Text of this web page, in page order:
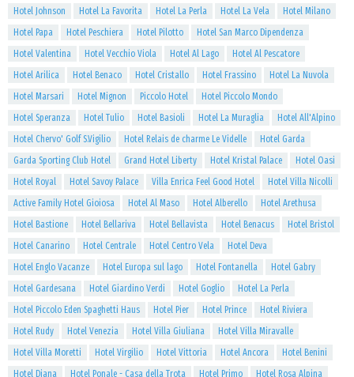
Hotel Johnson
Hotel La Favorita Hotel La Perla Hotel La Vela
Hotel Milano
Hotel Papa
Hotel Peschiera Hotel Pilotto
Hotel San Marco Dipendenza
Hotel Valentina
Hotel Vecchio Viola Hotel Al Lago
Hotel Al Pescatore
Hotel Arilica
Hotel Benaco Hotel Cristallo Hotel Frassino
Hotel La Nuvola
Hotel Marsari
Hotel Mignon Piccolo Hotel
Hotel Piccolo Mondo
Hotel Speranza
Hotel Tulio Hotel Basioli Hotel La Muraglia
Hotel All'Alpino
Hotel Chervo' Golf S.Vigilio
Hotel Relais de charme Le Videlle
Hotel Garda
Garda Sporting Club Hotel
Grand Hotel Liberty Hotel Kristal Palace
Hotel Oasi
Hotel Royal
Hotel Savoy Palace Villa Enrica Feel Good Hotel
Hotel Villa Nicolli
Active Family Hotel Gioiosa
Hotel Al Maso Hotel Alberello
Hotel Arethusa
Hotel Bastione
Hotel Bellariva Hotel Bellavista Hotel Benacus
Hotel Bristol
Hotel Canarino
Hotel Centrale Hotel Centro Vela
Hotel Deva
Hotel Englo Vacanze
Hotel Europa sul lago Hotel Fontanella
Hotel Gabry
Hotel Gardesana
Hotel Giardino Verdi Hotel Goglio
Hotel La Perla
Hotel Piccolo Eden Spaghetti Haus
Hotel Pier Hotel Prince
Hotel Riviera
Hotel Rudy
Hotel Venezia Hotel Villa Giuliana
Hotel Villa Miravalle
Hotel Villa Moretti
Hotel Virgilio Hotel Vittoria Hotel Ancora
Hotel Benini
Hotel Diana
Hotel Ponale - Casa della Trota Hotel Primo Hotel Rosa Alpina